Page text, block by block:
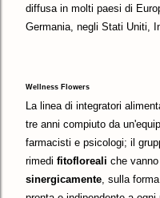
diffusa in molti paesi di
Germania, negli Stati Uniti,
Wellness Flowers
La linea di integratori
tre anni compiuto da
farmacisti e psicologi; il
rimedi fitofloreali che
sinergicamente, sulla